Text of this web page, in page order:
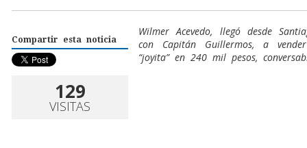
Compartir esta noticia
129
VISITAS
Wilmer Acevedo, llegó desde
con Capitán Guillermos, a
“joyita” en 240 mil pesos,